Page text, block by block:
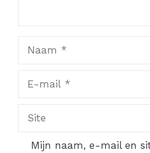
mail
Mijn naam, e-mail en